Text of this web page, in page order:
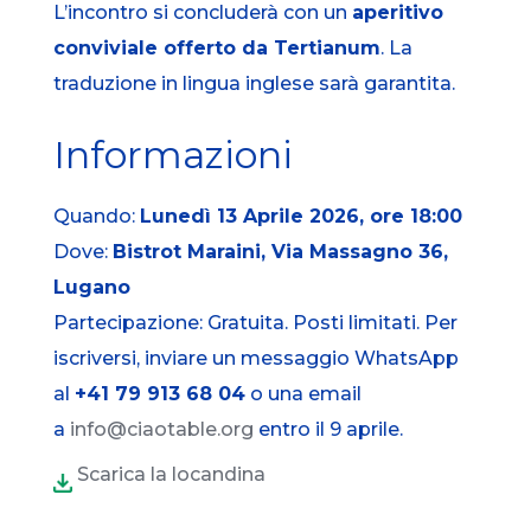
L’incontro si concluderà con un aperitivo
conviviale offerto da Tertianum. La
traduzione in lingua inglese sarà garantita.
Informazioni
Quando: Lunedì 13 Aprile 2026, ore 18:00
Dove: Bistrot Maraini, Via Massagno 36,
Lugano
Partecipazione: Gratuita. Posti limitati. Per
iscriversi, inviare un messaggio WhatsApp
al +41 79 913 68 04o una email
a info@ciaotable.org entro il 9 aprile.
Scarica la locandina